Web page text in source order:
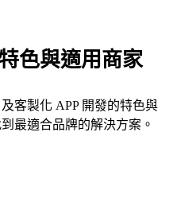
色與適用商家
客製化 APP 開發的特色與
最適合品牌的解決方案。